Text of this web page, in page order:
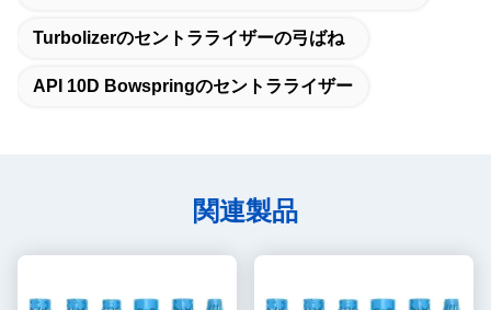
Turbolizerのセントラライザーの弓ばね
API 10D Bowspringのセントラライザー
関連製品